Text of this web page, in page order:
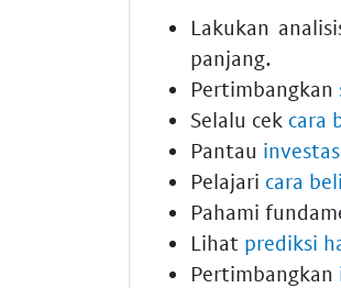
Lakukan
panjang.
Pertimbangkan
Selalu cek cara
Pantau
Pelajari cara
Pahami
Lihat prediksi
Pertimbangkan